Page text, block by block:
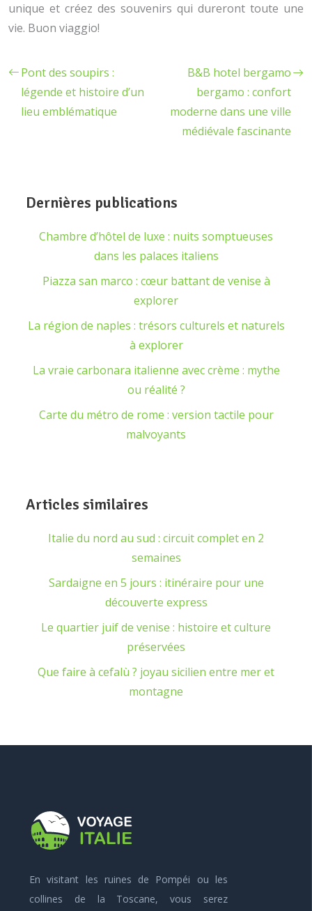
unique et créez des souvenirs qui dureront toute une
vie. Buon viaggio!
Pont des soupirs :
légende et histoire d’un
lieu emblématique
B&B hotel bergamo
bergamo : confort
moderne dans une ville
médiévale fascinante
Dernières publications
Chambre d’hôtel de luxe : nuits somptueuses
dans les palaces italiens
Piazza san marco : cœur battant de venise à
explorer
La région de naples : trésors culturels et naturels
à explorer
La vraie carbonara italienne avec crème : mythe
ou réalité ?
Carte du métro de rome : version tactile pour
malvoyants
Articles similaires
Italie du nord au sud : circuit complet en 2
semaines
Sardaigne en 5 jours : itinéraire pour une
découverte express
Le quartier juif de venise : histoire et culture
préservées
Que faire à cefalù ? joyau sicilien entre mer et
montagne
En visitant les ruines de Pompéi ou les
collines de la Toscane, vous serez